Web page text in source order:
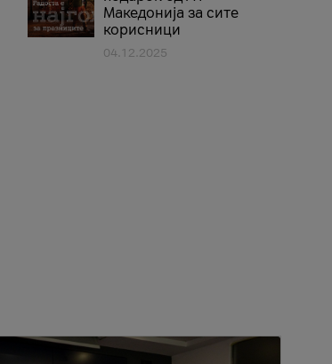
Македонија за сите
корисници
04.12.2025